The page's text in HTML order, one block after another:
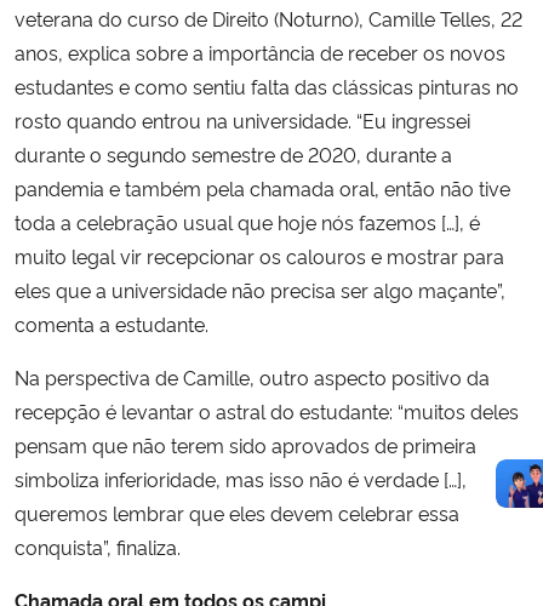
veterana do curso de Direito (Noturno), Camille Telles, 22
anos, explica sobre a importância de receber os novos
estudantes e como sentiu falta das clássicas pinturas no
rosto quando entrou na universidade. “Eu ingressei
durante o segundo semestre de 2020, durante a
pandemia e também pela chamada oral, então não tive
toda a celebração usual que hoje nós fazemos […], é
muito legal vir recepcionar os calouros e mostrar para
eles que a universidade não precisa ser algo maçante”,
comenta a estudante.
Na perspectiva de Camille, outro aspecto positivo da
recepção é levantar o astral do estudante: “muitos deles
pensam que não terem sido aprovados de primeira
simboliza inferioridade, mas isso não é verdade […],
queremos lembrar que eles devem celebrar essa
conquista”, finaliza.
Chamada oral em todos os campi